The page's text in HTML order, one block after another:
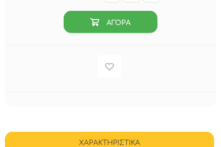
ΑΓΟΡΑ
ΧΑΡΑΚΤΗΡΙΣΤΙΚΑ